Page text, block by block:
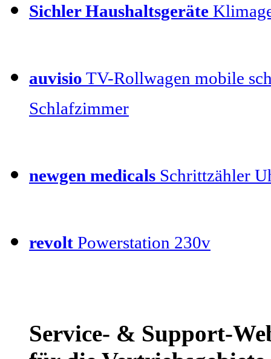
Sichler Haushaltsgeräte
auvisio TV-Rollwagen mobile
Schlafzimmer
newgen medicals Schrittzähler
revolt Powerstation 230v
Service- & Support-